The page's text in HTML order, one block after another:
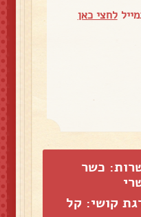
לחצי כאן
כשר
קושי: קל